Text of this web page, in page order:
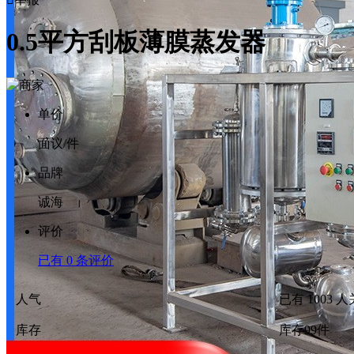
0.5平方刮板薄膜蒸发器
单价
面议/件
品牌
诚海
评价
已有 0条评价
人气 已有1003人
库存 库存99件